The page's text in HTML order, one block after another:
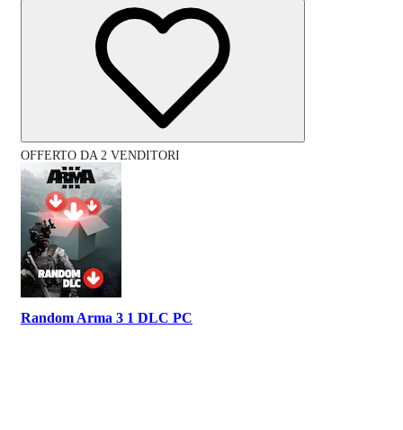
OFFERTO DA 2 VENDITORI
Random Arma 3 1 DLC PC